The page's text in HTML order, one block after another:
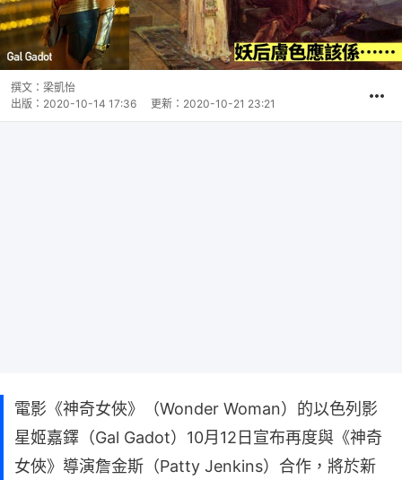
撰文： 梁凱怡
出版： 2020-10-14 17:36 更新： 2020-10-21 23:21
電影《神奇女俠》（Wonder Woman）的以色列影
星姬嘉鐸（Gal Gadot）10月12日宣布再度與《神奇
女俠》導演詹金斯（Patty Jenkins）合作，將於新